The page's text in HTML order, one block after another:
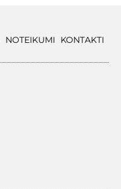
NOTEIKUMI KONTAKTI